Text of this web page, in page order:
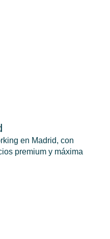
en Madrid, con
premium y máxima